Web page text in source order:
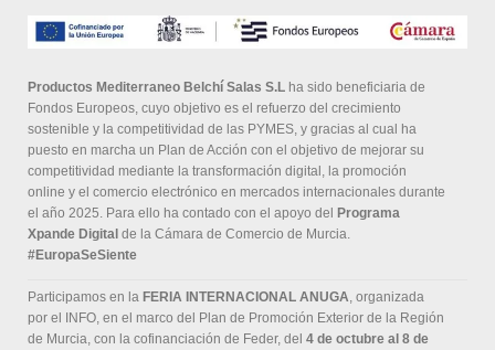
Productos Mediterraneo Belchí Salas S.L ha sido beneficiaria de
Fondos Europeos, cuyo objetivo es el refuerzo del crecimiento
sostenible y la competitividad de las PYMES, y gracias al cual ha
puesto en marcha un Plan de Acción con el objetivo de mejorar su
competitividad mediante la transformación digital, la promoción
online y el comercio electrónico en mercados internacionales durante
el año 2025. Para ello ha contado con el apoyo del Programa
Xpande Digital de la Cámara de Comercio de Murcia.
#EuropaSeSiente
Participamos en la FERIA INTERNACIONAL ANUGA , organizada
por el INFO, en el marco del Plan de Promoción Exterior de la Región
de Murcia, con la cofinanciación de Feder, del 4 de octubre al 8 de